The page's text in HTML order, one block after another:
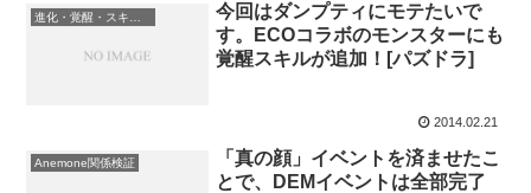
今回はダンプティにモテたいで
す。ECOコラボのモンスターにも
覚醒スキルが追加！[パズドラ]
2014.02.21
Anemone関係検証
「真の顔」イベントを済ませたこ
とで、DEMイベントは全部完了